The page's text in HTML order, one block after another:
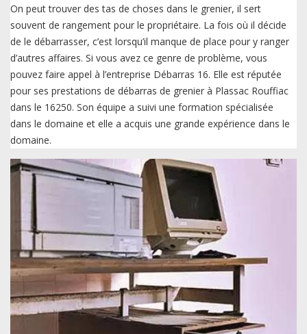
On peut trouver des tas de choses dans le grenier, il sert
souvent de rangement pour le propriétaire. La fois où il décide
de le débarrasser, c’est lorsqu’il manque de place pour y ranger
d’autres affaires. Si vous avez ce genre de problème, vous
pouvez faire appel à l’entreprise Débarras 16. Elle est réputée
pour ses prestations de débarras de grenier à Plassac Rouffiac
dans le 16250. Son équipe a suivi une formation spécialisée
dans le domaine et elle a acquis une grande expérience dans le
domaine.